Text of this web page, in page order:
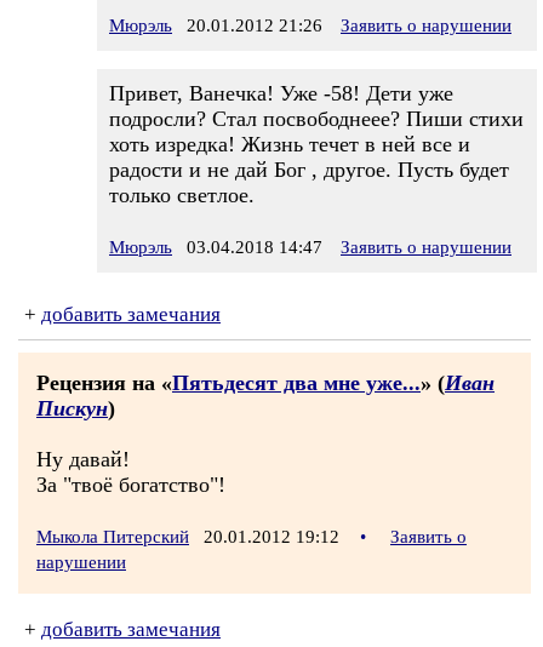
Мюрэль 20.01.2012 21:26 Заявить о нарушении
Привет, Ванечка! Уже -58! Дети уже
подросли? Стал посвободнеее? Пиши стихи
хоть изредка! Жизнь течет в ней все и
радости и не дай Бог , другое. Пусть будет
только светлое.
Мюрэль 03.04.2018 14:47 Заявить о нарушении
+ добавить замечания
Рецензия на «Пятьдесят два мне уже...» (Иван
Пискун)
Ну давай!
За "твоё богатство"!
Мыкола Питерский 20.01.2012 19:12 •
Заявить о
нарушении
+ добавить замечания